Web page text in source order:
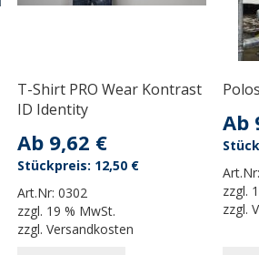
T-Shirt PRO Wear Kontrast
ID Identity
Ab 9,62 €
Art.Nr:0302
zzgl. 19 % MwSt.
zzgl.Versandkosten
12,50 €
Ab
Art.Nr:
zzgl.
zzgl.